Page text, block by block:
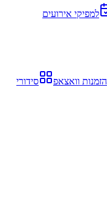
למפיקי אירועים
הזמנות וואצאפ
סידורי